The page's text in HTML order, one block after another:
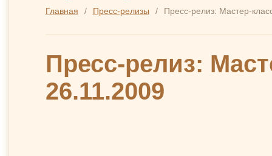
Главная / Пресс-релизы / Пресс-релиз: Мастер-
Пресс-релиз:
26.11.2009